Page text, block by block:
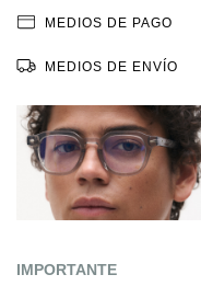
MEDIOS DE PAGO
MEDIOS DE ENVÍO
IMPORTANTE